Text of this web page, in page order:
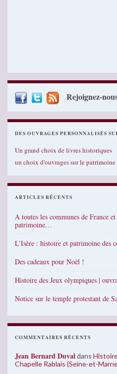
Rejoignez-
DES OUVRAGES PERSONNALISÉS
Un grand choix de livres historiques
un choix d'ouvrages sur le patrimoine
ARTICLES RÉCENTS
A toutes les communes de France
patrimoine…
L’Isère : histoire et patrimoine des
Des cadeaux pour Noël !
Histoire des Jeux olympiques |
Notice sur le temple protestant de
COMMENTAIRES RÉCENTS
Jean Bernard Duvaldans
Chapelle Rablais (Seine-et-